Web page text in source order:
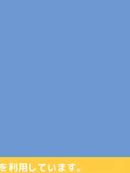
利用しています。